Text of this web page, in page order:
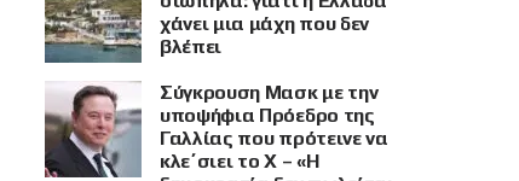
χάνει μια μάχη που δεν
βλέπει
Σύγκρουση Μασκ με την
υποψήφια Πρόεδρο της
Γαλλίας που πρότεινε να
κλε΄σιει το X – «Η